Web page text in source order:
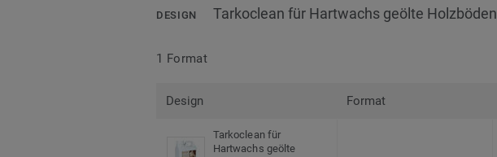
DESIGN Tarkoclean für Hartwachs geölte Holzböden
1 Format
Design Format
Tarkoclean für
Hartwachs geölte